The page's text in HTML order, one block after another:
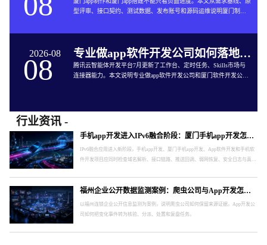
型评审、接口契约、测试数据、发布账号和源码运维说明厦门制作
2026-08
08 专业做app软件开发公司如何落地企业智能体工作台
腾讯云智能体开发平台7月更新了工作台、定时任务、Skills市场与
连接器能力。本文说明专业做app软件开发公司和厦门软件开发公司
行业资讯 -
手机app开发进入IPv6融合阶段：厦门手机app开发怎样验收真实网络
IPv6融合应用进入新阶段，手机app开发、厦门手机app开发、App软件开发和手机软
件开发项目应同时检查域名解析、接口链路、推送回调、弱网恢复、安全日志与真实
福州企业公开数据监测案例：爬虫公司与App开发怎样形成处置闭环
以福州连锁企业公开信息监测为案例，说明爬虫公司如何保留来源证据，App开发公
司如何把变化事件转为核验、分派、处置和复盘任务。